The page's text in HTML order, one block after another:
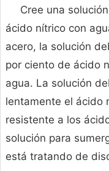
Cree una
ácido nítrico con
acero, la solución
por ciento de ácido
agua. La solución
lentamente el ácido
resistente a los
solución para
está tratando de